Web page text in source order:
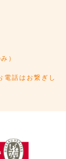
）
話はお繋ぎし